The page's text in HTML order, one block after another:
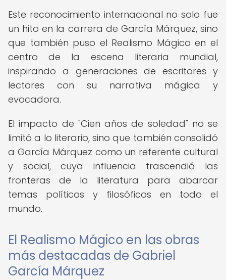
Este reconocimiento internacional no solo fue
un hito en la carrera de García Márquez, sino
que también puso el Realismo Mágico en el
centro de la escena literaria mundial,
inspirando a generaciones de escritores y
lectores con su narrativa mágica y
evocadora.
El impacto de "Cien años de soledad" no se
limitó a lo literario, sino que también consolidó
a García Márquez como un referente cultural
y social, cuya influencia trascendió las
fronteras de la literatura para abarcar
temas políticos y filosóficos en todo el
mundo.
El Realismo Mágico en las obras
más destacadas de Gabriel
García Márquez